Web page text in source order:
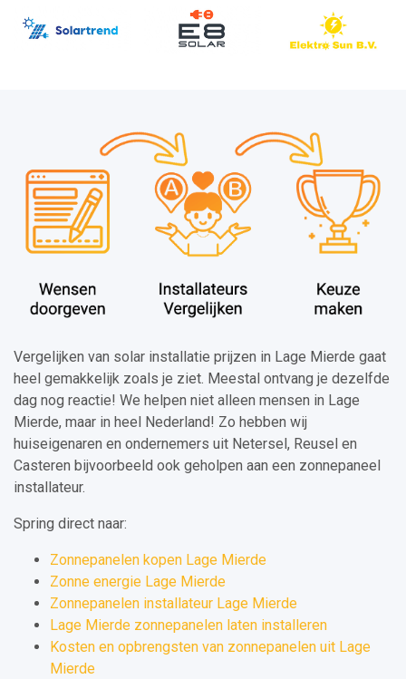
Vergelijken van solar installatie prijzen in Lage Mierde gaat
heel gemakkelijk zoals je ziet. Meestal ontvang je dezelfde
dag nog reactie! We helpen niet alleen mensen in Lage
Mierde, maar in heel Nederland! Zo hebben wij
huiseigenaren en ondernemers uit Netersel, Reusel en
Casteren bijvoorbeeld ook geholpen aan een zonnepaneel
installateur.
Spring direct naar:
Zonnepanelen kopen Lage Mierde
Zonne energie Lage Mierde
Zonnepanelen installateur Lage Mierde
Lage Mierde zonnepanelen laten installeren
Kosten en opbrengsten van zonnepanelen uit Lage
Mierde